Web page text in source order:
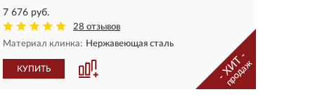
7 676 руб.
28 отзывов
Материал клинка: Нержавеющая сталь
КУПИТЬ - ХИТ -
продаж